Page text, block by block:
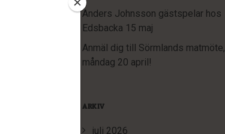
Anders Johnsson gästspelar hos
Edsbacka 15 maj
Anmäl dig till Sörmlands matmöte,
måndag 20 april!
ARKIV
juli 2026